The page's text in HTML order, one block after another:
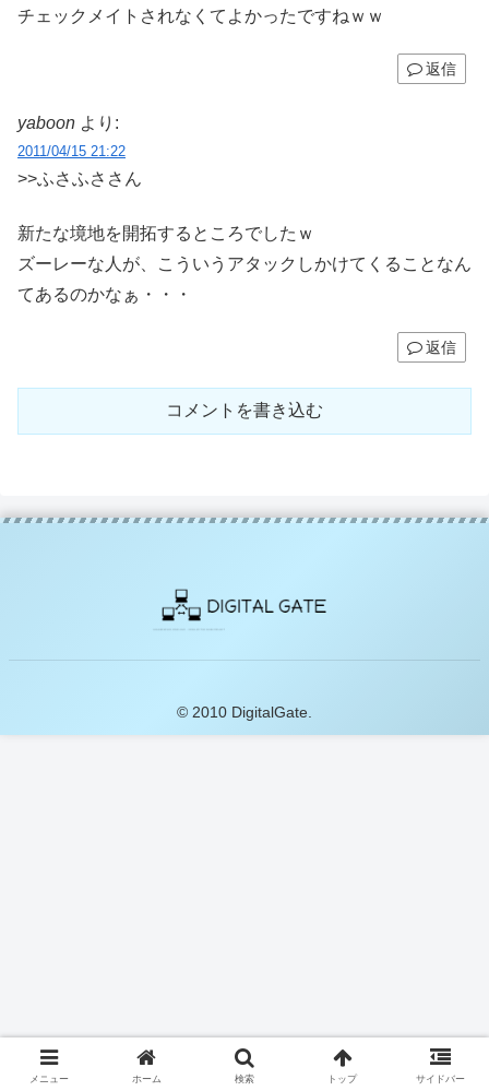
チェックメイトされなくてよかったですねｗｗ
返信
yaboon より:
2011/04/15 21:22
>>ふさふささん
新たな境地を開拓するところでしたｗ
ズーレーな人が、こういうアタックしかけてくることなん
てあるのかなぁ・・・
返信
コメントを書き込む
© 2010 DigitalGate.
メニュー ホーム 検索 トップ サイドバー